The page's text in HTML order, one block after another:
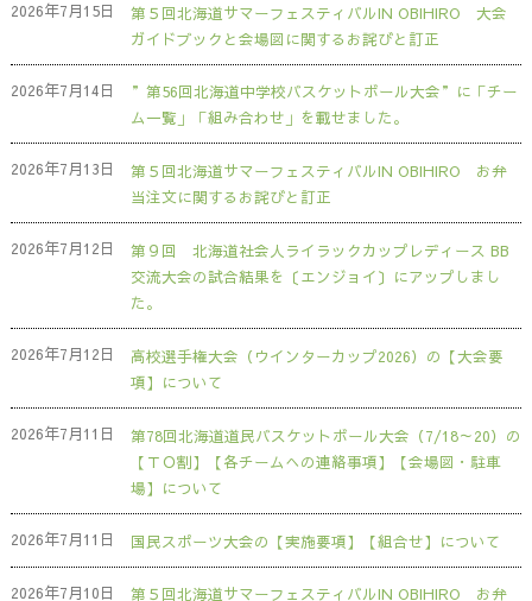
2026年7月15日
第５回北海道サマーフェスティバルIN OBIHIRO 大会
ガイドブックと会場図に関するお詫びと訂正
2026年7月14日
”第56回北海道中学校バスケットボール大会”に「チー
ム一覧」「組み合わせ」を載せました。
2026年7月13日
第５回北海道サマーフェスティバルIN OBIHIRO お弁
当注文に関するお詫びと訂正
2026年7月12日
第９回 北海道社会人ライラックカップレディース BB
交流大会の試合結果を〔エンジョイ〕にアップしまし
た。
2026年7月12日
高校選手権大会（ウインターカップ2026）の【大会要
項】について
2026年7月11日
第78回北海道道民バスケットボール大会（7/18～20）の
【ＴＯ割】【各チームへの連絡事項】【会場図・駐車
場】について
2026年7月11日 国民スポーツ大会の【実施要項】【組合せ】について
2026年7月10日 第５回北海道サマーフェスティバルIN OBIHIRO お弁